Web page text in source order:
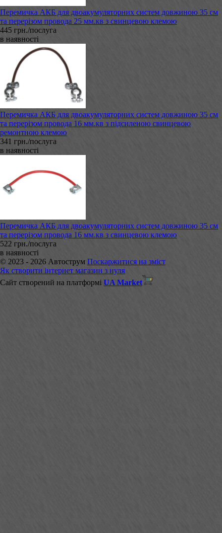
Перемичка АКБ для двоакумуляторних систем довжиною 35 см
та перерізом провода 25 мм.кв з свинцевою клемою
445 грн./послуга
в наявності
Перемичка АКБ для двоакумуляторних систем довжиною 35 см
та перерізом провода 16 мм.кв з підсиленою свинцевою
ремонтною клемою
341 грн./послуга
в наявності
Перемичка АКБ для двоакумуляторних систем довжиною 35 см
та перерізом провода 16 мм.кв з свинцевою клемою
522 грн./послуга
в наявності
© 2023 - 2026 Автострум Поскаржитися на зміст
Як створити інтернет магазин з нуля
Сайт створений на платформі UA Market